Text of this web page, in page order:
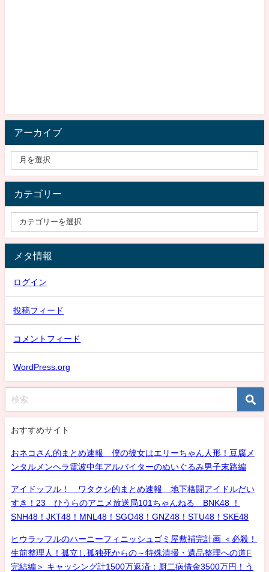
アーカイブ
カテゴリー
メタ情報
ログイン
投稿フィード
コメントフィード
WordPress.org
おすすめサイト
おネコさん的まとめ速報 僕の彼女はエリーちゃん人形！豆腐メ
ンタルメンヘラ電波中年アルバイターのぬいぐるみ男子末路編
アイドッフル！ ワタクシ的まとめ速報 地下格闘アイドルだい
すき！23 ひうらのアニメ放送局101ちゃんねる BNK48 ！
SNH48！JKT48！MNL48！SGO48！GNZ48！STU48！SKE48
ヒウラッフルのハーニーフィニッシュゴミ屋敷補完計画 ＜必殺！
生前整理人！孤立し孤独死からの～特殊清掃・遺品整理への道F
完結編＞ キャッシング計1500万返済：厨二病借金3500万円！う